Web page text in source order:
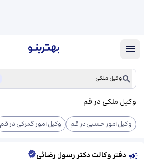
وکیل ملکی
وکیل ملکی در قم
وکیل امور حسبی در قم وکیل امور گمرکی در قم
دفتر وکالت دکتر رسول رضائی